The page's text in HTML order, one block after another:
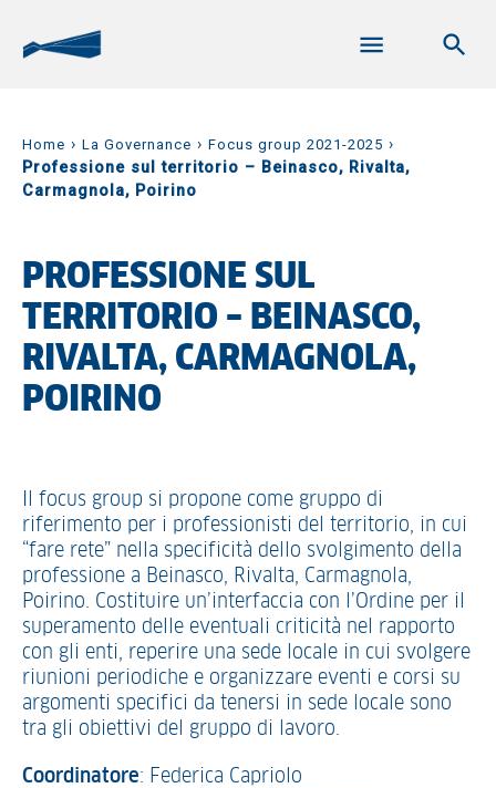
Home › La Governance › Focus group 2021-2025 ›
Professione sul territorio – Beinasco, Rivalta,
Carmagnola, Poirino
PROFESSIONE SUL
TERRITORIO – BEINASCO,
RIVALTA, CARMAGNOLA,
POIRINO
Il focus group si propone come gruppo di
riferimento per i professionisti del territorio, in cui
“fare rete” nella specificità dello svolgimento della
professione a Beinasco, Rivalta, Carmagnola,
Poirino. Costituire un’interfaccia con l’Ordine per il
superamento delle eventuali criticità nel rapporto
con gli enti, reperire una sede locale in cui svolgere
riunioni periodiche e organizzare eventi e corsi su
argomenti specifici da tenersi in sede locale sono
tra gli obiettivi del gruppo di lavoro.
Coordinatore: Federica Capriolo